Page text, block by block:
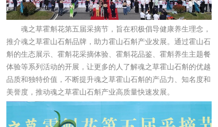
魂之草霍斛花第五届采摘节，旨在积极倡导健康养生理念，
推介魂之草霍山石斛品牌，助力霍山石斛产业发展。通过霍山石
斛的生态展示、霍斛花采摘体验、霍斛花品鉴、霍斛养生主题餐
体验等系列活动的开展，让更多的人了解魂之草霍山石斛的优越
品质和独特价值，不断提升魂之草霍山石斛的产品力、知名度和
美誉度，推动魂之草霍山石斛产业高质量快速发展。